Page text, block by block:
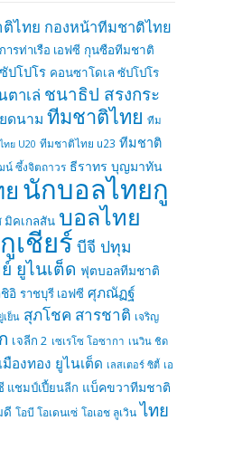
ไทย กองหน้าทีมชาติไทย
การท่าเรือ เอฟซี กุนซือทีมชาติ
ปโปโร คอนซาโดเล ซัปโปโร
ตาเล่ ชนาธิป สรงกระ
ดนาม ทีมชาติไทย ทีม
ย U20 ทีมชาติไทย u23 ทีมชาติ
น์ ซึ้งจิตถาวร ธีราทร บุญมาทัน
นักบอลไทยกู
มิคเกลสัน บอลไทย
เชียร์ บีจี ปทุม
ยูไนเต็ด ฟุตบอลทีมชาติ
อิ ราชบุรี เอฟซี ศุภณัฏฐ์
เย็น สุภโชค สารชาติ เจริญ
เจลีก 2 เซเรโซ โอซากา เนวิน ชิด
เมืองทอง ยูไนเต็ด เลสเตอร์ ซิตี้ เอ
แชมป์เปี้ยนลีก แบ็คขวาทีมชาติ
ดี โอบี โอเดนเซ่ โอเอช ลูเวิน ไทย